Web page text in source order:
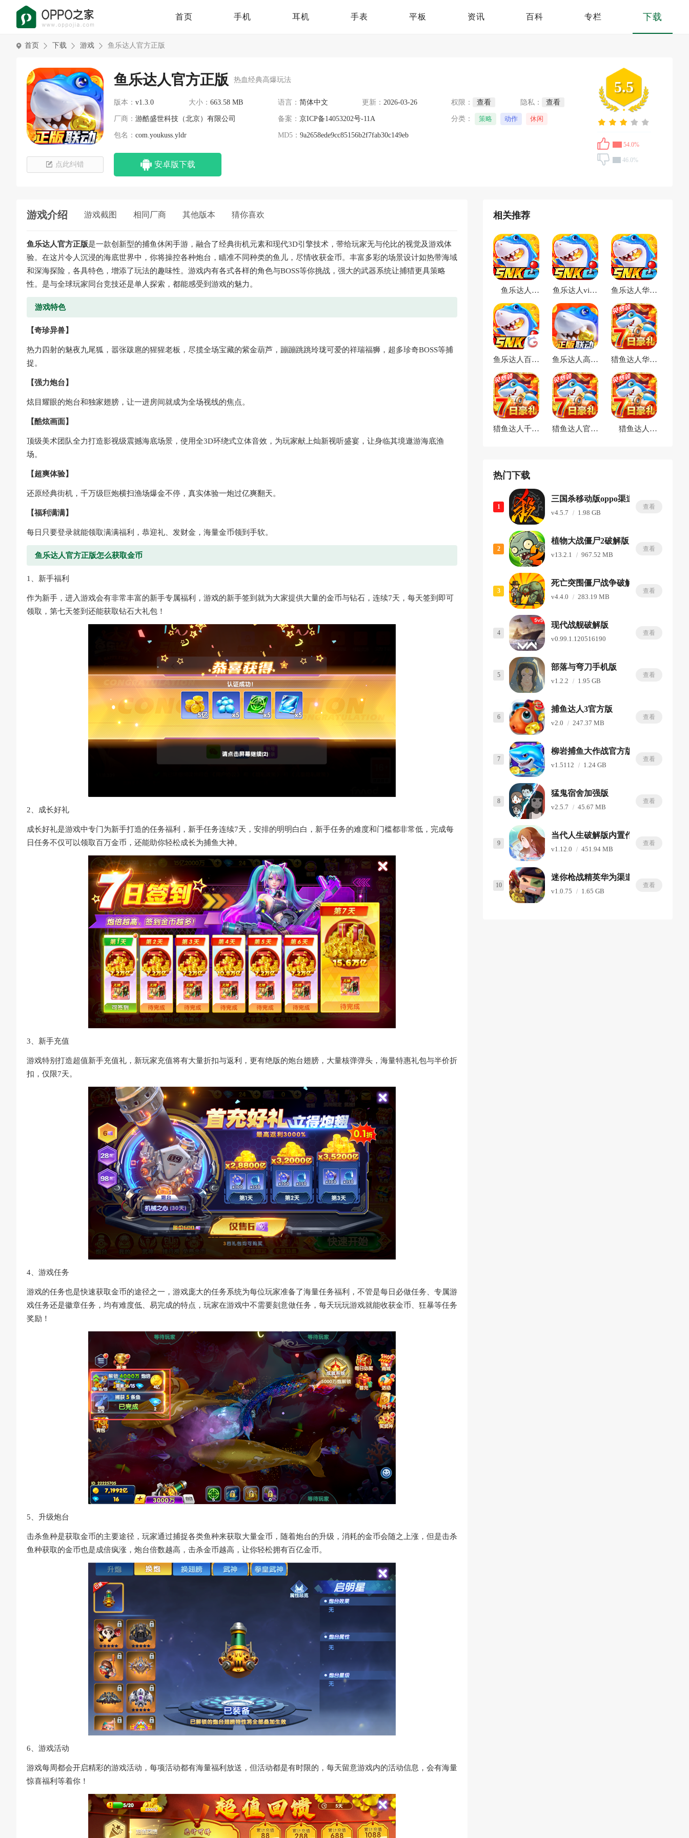
首页 手机 耳机 手表 平板 资讯 百科 专栏 下载
首页 下载 游戏 鱼乐达人官方正版
5.5
54.0%
46.0%
点此纠错
鱼乐达人官方正版 热血经典高爆玩法
版本： v1.3.0 大小：663.58 MB 语言：简体中文 更新： 2026-03-26 权限： 查看 隐私： 查看
厂商： 游酷盛世科技（北京）有限公司 备案：京ICP备14053202号-11A 分类： 策略 动作 休闲
包名： com.youkuss.yldr MD5：9a2658ede9cc85156b2f7fab30c149eb
安卓版下载
游戏介绍 游戏截图 相同厂商 其他版本 猜你喜欢
鱼乐达人官方正版是一款创新型的捕鱼休闲手游，融合了经典街机元素和现代3D引擎技术，带给玩家无与伦比的视觉及游戏体
验。在这片令人沉浸的海底世界中，你将操控各种炮台，瞄准不同种类的鱼儿，尽情收获金币。丰富多彩的场景设计如热带海域
和深海探险，各具特色，增添了玩法的趣味性。游戏内有各式各样的角色与BOSS等你挑战，强大的武器系统让捕猎更具策略
性。是与全球玩家同台竞技还是单人探索，都能感受到游戏的魅力。
游戏特色
【奇珍异兽】
热力四射的魅夜九尾狐，嚣张跋扈的猩猩老板，尽揽全场宝藏的紫金葫芦，蹦蹦跳跳玲珑可爱的祥瑞福狮，超多珍奇BOSS等捕
捉。
【强力炮台】
炫目耀眼的炮台和独家翅膀，让一进房间就成为全场视线的焦点。
【酷炫画面】
顶级美术团队全力打造影视级震撼海底场景，使用全3D环绕式立体音效，为玩家献上灿新视听盛宴，让身临其境遨游海底渔
场。
【超爽体验】
还原经典街机，千万级巨炮横扫渔场爆金不停，真实体验一炮过亿爽翻天。
【福利满满】
每日只要登录就能领取满满福利，恭迎礼、发财金，海量金币领到手软。
鱼乐达人官方正版怎么获取金币
1、新手福利
作为新手，进入游戏会有非常丰富的新手专属福利，游戏的新手签到就为大家提供大量的金币与钻石，连续7天，每天签到即可
领取，第七天签到还能获取钻石大礼包！
2、成长好礼
成长好礼是游戏中专门为新手打造的任务福利，新手任务连续7天，安排的明明白白，新手任务的难度和门槛都非常低，完成每
日任务不仅可以领取百万金币，还能助你轻松成长为捕鱼大神。
3、新手充值
游戏特别打造超值新手充值礼，新玩家充值将有大量折扣与返利，更有绝版的炮台翅膀，大量核弹弹头，海量特惠礼包与半价折
扣，仅限7天。
4、游戏任务
游戏的任务也是快速获取金币的途径之一，游戏庞大的任务系统为每位玩家准备了海量任务福利，不管是每日必做任务、专属游
戏任务还是徽章任务，均有难度低、易完成的特点，玩家在游戏中不需要刻意做任务，每天玩玩游戏就能收获金币、狂暴等任务
奖励！
5、升级炮台
击杀鱼种是获取金币的主要途径，玩家通过捕捉各类鱼种来获取大量金币，随着炮台的升级，消耗的金币会随之上涨，但是击杀
鱼种获取的金币也是成倍疯涨，炮台倍数越高，击杀金币越高，让你轻松拥有百亿金币。
6、游戏活动
游戏每周都会开启精彩的游戏活动，每项活动都有海量福利放送，但活动都是有时限的，每天留意游戏内的活动信息，会有海量
惊喜福利等着你！
相关推荐
鱼乐达人
oppo渠道服
鱼乐达人vivo
渠道服
鱼乐达人华为
渠道服
鱼乐达人百度
版本
鱼乐达人高爆
版最新版
猎鱼达人华为
渠道服
猎鱼达人千炮
猎鱼达人官方
猎鱼达人
热门下载
1 查看
三国杀移动版oppo渠道服
v4.5.7 1.98 GB
2 查看
植物大战僵尸2破解版
v13.2.1 967.52 MB
3 查看
死亡突围僵尸战争破解版内置修改器
v4.4.0 283.19 MB
4 查看
现代战舰破解版
v0.99.1.120516190
5 查看
部落与弯刀手机版
v1.2.2 1.95 GB
6 查看
捕鱼达人3官方版
v2.0 247.37 MB
7 查看
柳岩捕鱼大作战官方版
v1.5112 1.24 GB
8 查看
猛鬼宿舍加强版
v2.5.7 45.67 MB
9 查看
当代人生破解版内置作弊菜单版
v1.12.0 451.94 MB
10 查看
迷你枪战精英华为渠道服
v1.0.75 1.65 GB